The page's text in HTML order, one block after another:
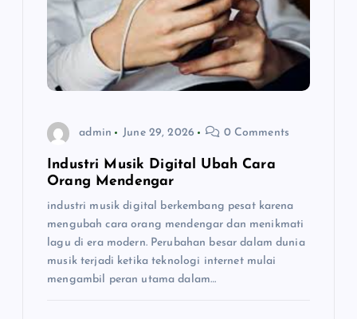
admin June 29, 2026 0 Comments
Industri Musik Digital Ubah Cara
Orang Mendengar
industri musik digital berkembang pesat karena
mengubah cara orang mendengar dan menikmati
lagu di era modern. Perubahan besar dalam dunia
musik terjadi ketika teknologi internet mulai
mengambil peran utama dalam…